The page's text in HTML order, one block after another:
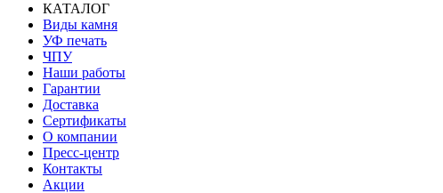
Основная
навигация
КАТАЛОГ
Виды камня
УФ печать
ЧПУ
Наши работы
Гарантии
Доставка
Сертификаты
О компании
Пресс-центр
Контакты
Акции